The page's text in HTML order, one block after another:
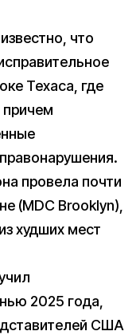
что
Техаса, где
провела почти
(MDC Brooklyn),
худших мест
2025 года,
США